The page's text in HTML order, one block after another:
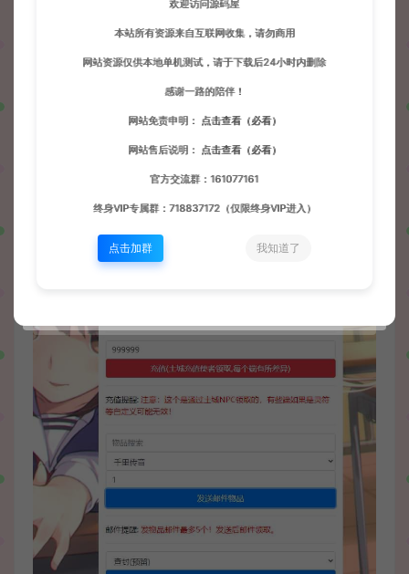
欢迎访问源码屋
本站所有资源来自互联网收集，请勿商用
网站资源仅供本地单机测试，请于下载后24小时内删除
感谢一路的陪伴！
网站免责申明： 点击查看（必看）
网站售后说明： 点击查看（必看）
官方交流群：161077161
终身VIP专属群：718837172（仅限终身VIP进入）
点击加群 我知道了